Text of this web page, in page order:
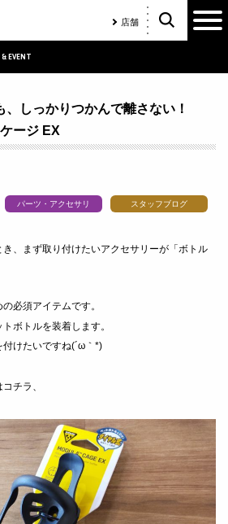
店舗
EVENT
しっかりつかんで離さない！
ージ EX
パーツ・アクセサリ スタッフブログ
、まず取り付けたいアクセサリーが「ボトル
必須アイテムです。
ボトルを装着します。
けたいですね(´ω｀*)
チラ、